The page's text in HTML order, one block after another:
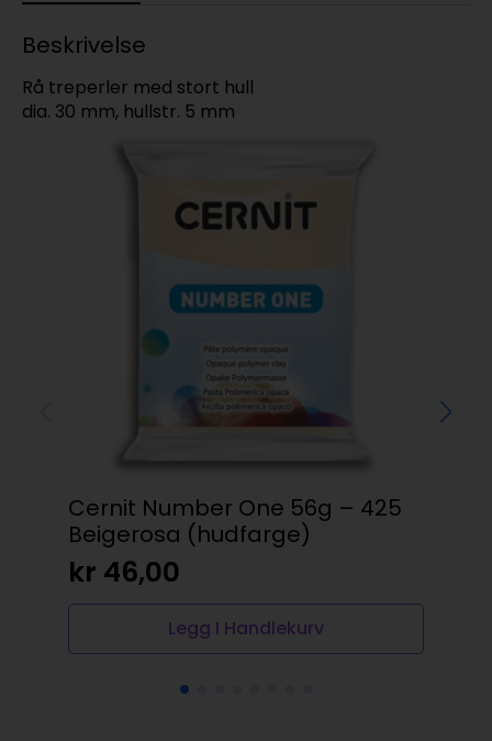
Beskrivelse
Rå treperler med stort hull
dia. 30 mm, hullstr. 5 mm
Cernit Number One 56g – 425
Beigerosa (hudfarge)
kr 46,00
Legg I Handlekurv